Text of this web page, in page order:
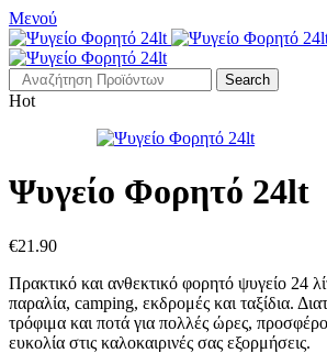
Μενού
Search
Hot
Ψυγείο Φορητό 24lt
€21.90
Πρακτικό και ανθεκτικό φορητό ψυγείο 24
παραλία, camping, εκδρομές και ταξίδια.
τρόφιμα και ποτά για πολλές ώρες,
ευκολία στις καλοκαιρινές σας εξορμήσεις.